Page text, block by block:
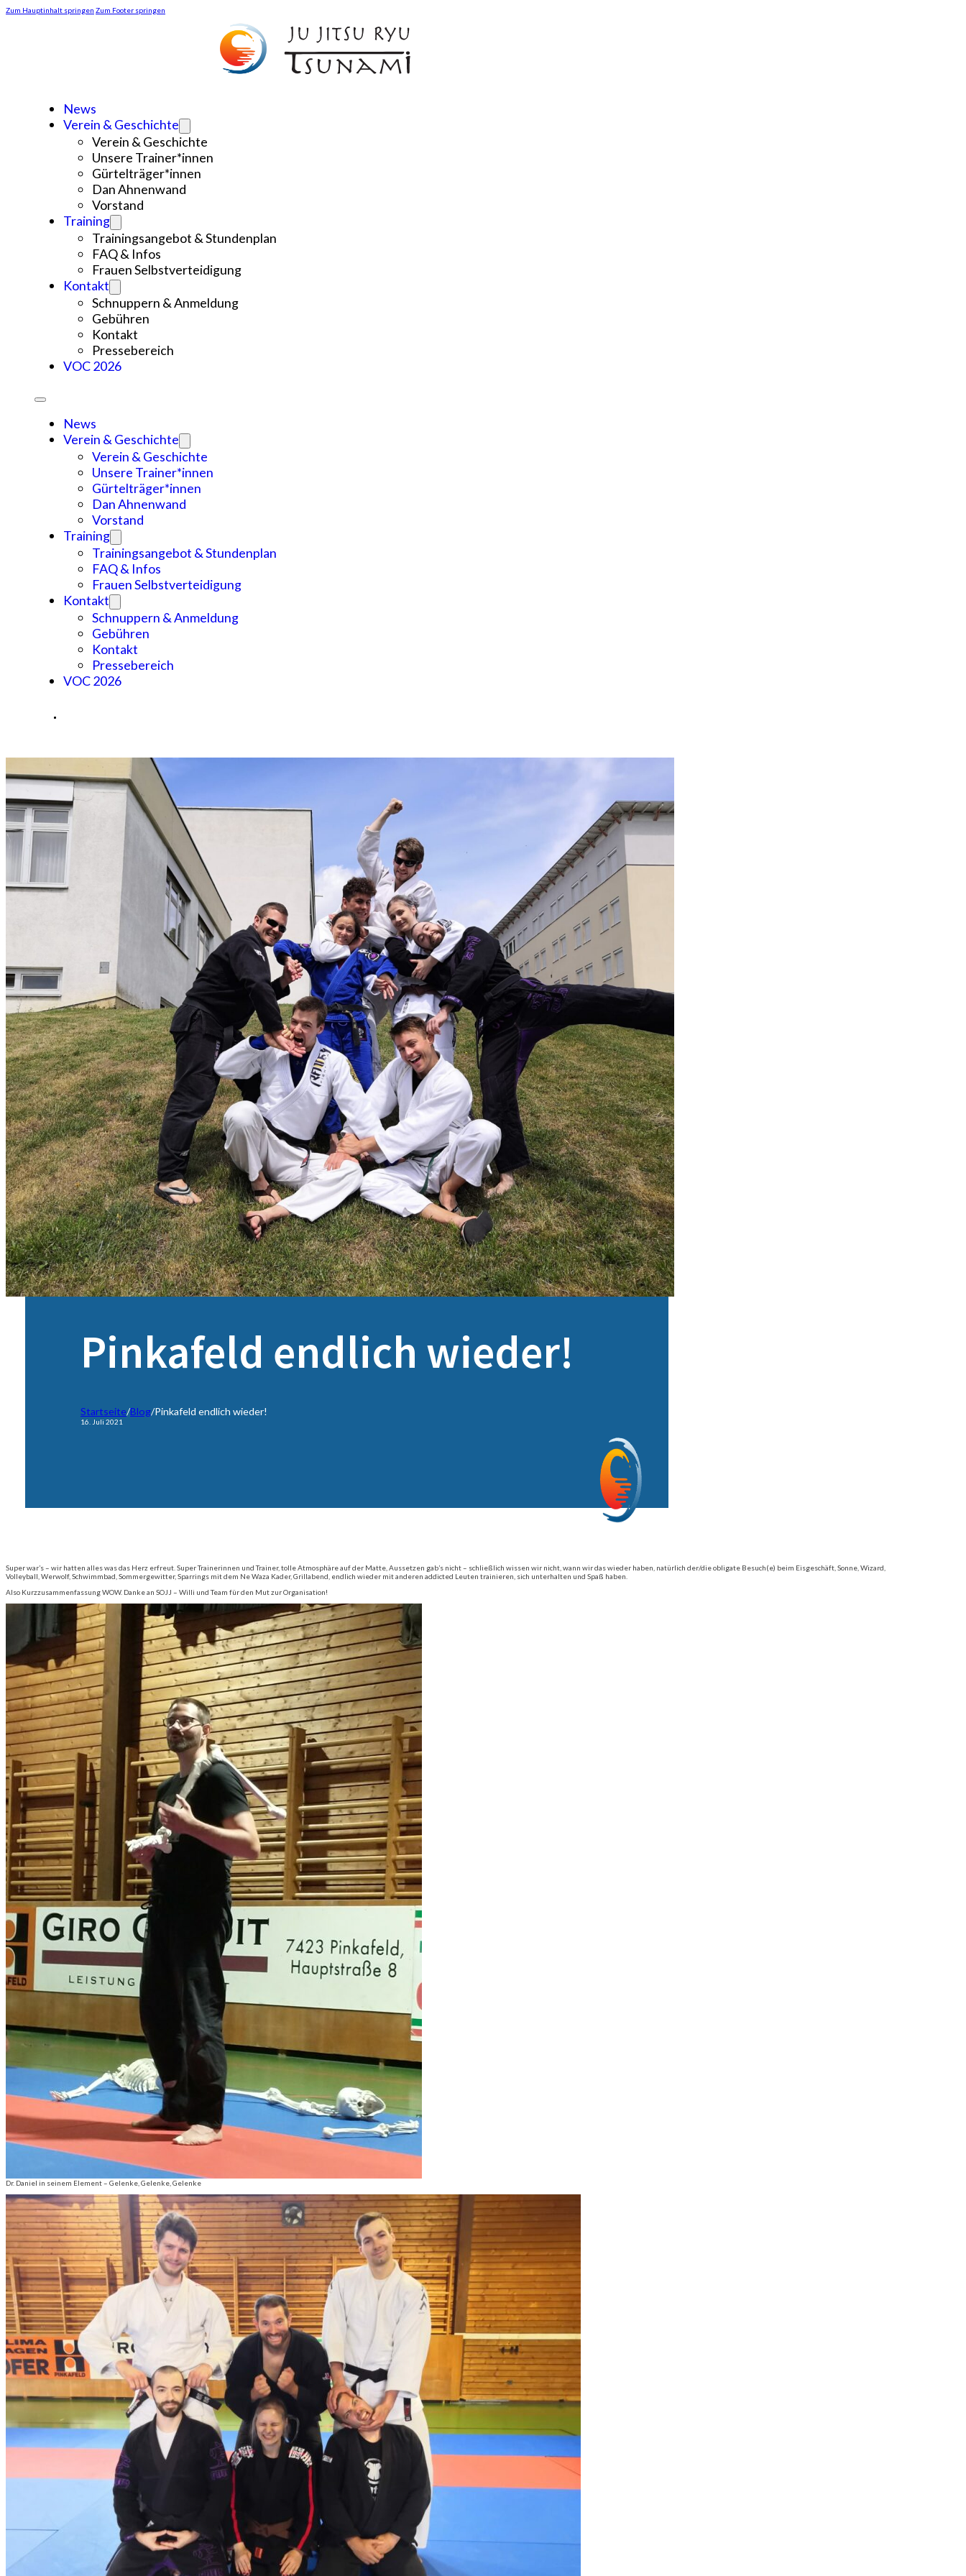
Zum Hauptinhalt springen Zum Footer springen
News
Verein & Geschichte
Verein & Geschichte
Unsere Trainer*innen
Gürtelträger*innen
Dan Ahnenwand
Vorstand
Training
Trainingsangebot & Stundenplan
FAQ & Infos
Frauen Selbstverteidigung
Kontakt
Schnuppern & Anmeldung
Gebühren
Kontakt
Pressebereich
VOC 2026
News
Verein & Geschichte
Verein & Geschichte
Unsere Trainer*innen
Gürtelträger*innen
Dan Ahnenwand
Vorstand
Training
Trainingsangebot & Stundenplan
FAQ & Infos
Frauen Selbstverteidigung
Kontakt
Schnuppern & Anmeldung
Gebühren
Kontakt
Pressebereich
VOC 2026
Pinkafeld endlich wieder!
Startseite/Blog/Pinkafeld endlich wieder!
16. Juli 2021
Super war’s – wir hatten alles was das Herz erfreut. Super Trainerinnen und Trainer, tolle Atmosphäre auf der Matte, Aussetzen gab’s nicht – schließlich wissen wir nicht, wann wir das wieder haben, natürlich der/die obligate Besuch(e) beim Eisgeschäft, Sonne, Wizard,
Volleyball, Werwolf, Schwimmbad, Sommergewitter, Sparrings mit dem Ne Waza Kader, Grillabend, endlich wieder mit anderen addicted Leuten trainieren, sich unterhalten und Spaß haben.
Also Kurzzusammenfassung WOW. Danke an SOJJ – Willi und Team für den Mut zur Organisation!
Dr. Daniel in seinem Element – Gelenke, Gelenke, Gelenke